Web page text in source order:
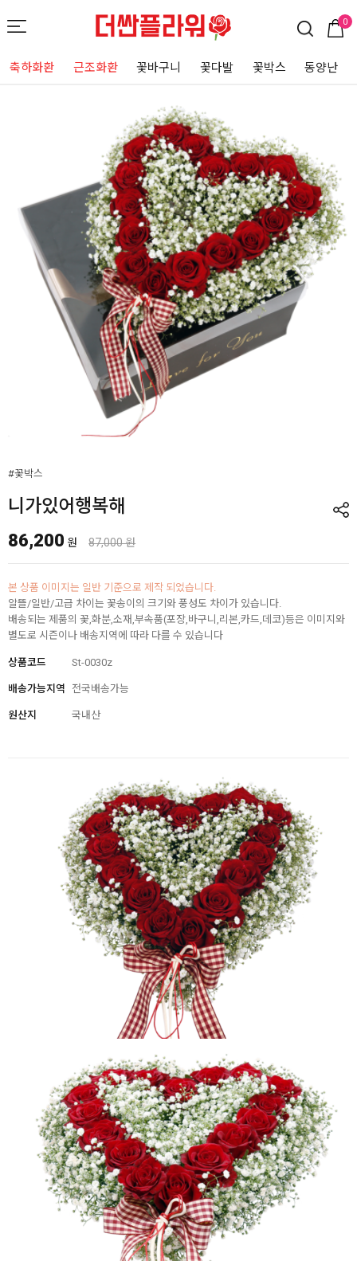
0
축하화환 근조화환 꽃바구니 꽃다발 꽃박스 동양난
#꽃박스
니가있어행복해
86,200 원 87,000 원
본 상품 이미지는 일반 기준으로 제작 되었습니다.
알뜰/일반/고급 차이는 꽃송이의 크기와 풍성도 차이가 있습니다.
배송되는 제품의 꽃,화분,소재,부속품(포장,바구니,리본,카드,데코)등은 이미지와
별도로 시즌이나 배송지역에 따라 다를 수 있습니다
상품코드 St-0030z
배송가능지역 전국배송가능
원산지 국내산